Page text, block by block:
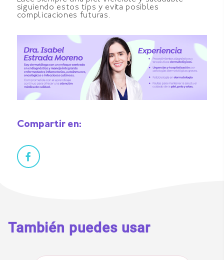
siguiendo estos tips y evita posibles
complicaciones futuras.
Compartir en:
También puedes usar